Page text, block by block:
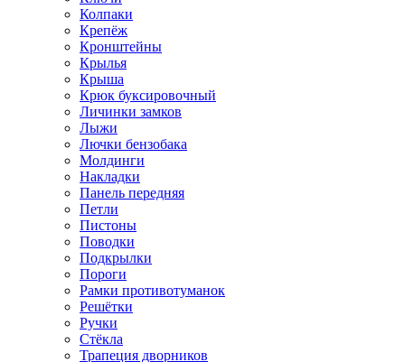
Колпаки
Крепёж
Кронштейны
Крылья
Крыша
Крюк буксировочный
Личинки замков
Лыжи
Лючки бензобака
Молдинги
Накладки
Панель передняя
Петли
Пистоны
Поводки
Подкрылки
Пороги
Рамки противотуманок
Решётки
Ручки
Стёкла
Трапеция дворников